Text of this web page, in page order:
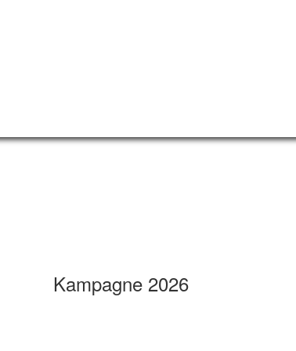
Kampagne 2026